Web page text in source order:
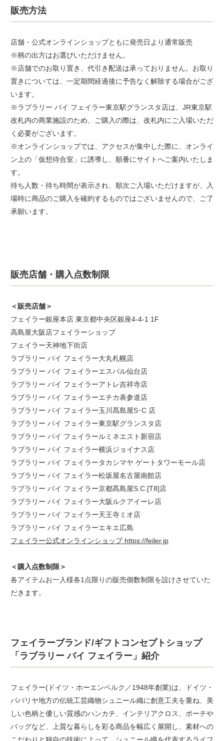
販売方法
店舗・公式オンラインショップともに発売日より通常販売
※柄の出方はお選びいただけません。
※店舗でのお取り置き、代引き配送は承っておりません。お取り
置きについては、一定期間経過後に予告なく解除する場合がござ
います。
※ラブラリー バイ フェイラー東京駅グランスタ店は、JR東京駅
改札内の商業施設のため、ご購入の際は、改札内にご入場いただ
く必要がございます。
※オンラインショップでは、アクセスが集中した際に、オンライ
ン上の「仮想待合室」に誘導し、順番にサイトへご案内いたしま
す。
待ち人数・待ち時間が表示され、順次ご入場いただけますが、入
場時に商品のご購入を確約するものではございませんので、ご了
承願います。
販売店舗・購入点数制限
＜販売店舗＞
フェイラー銀座本店 東京都中央区銀座4-4-1 1F
高島屋大阪店フェイラーショップ
フェイラー天神地下街店
ラブラリー バイ フェイラー大丸札幌店
ラブラリー バイ フェイラーエスパル仙台店
ラブラリー バイ フェイラーアトレ吉祥寺店
ラブラリー バイ フェイラーエチカ表参道店
ラブラリー バイ フェイラー玉川髙島屋S･C 店
ラブラリー バイ フェイラー東京駅グランスタ店
ラブラリー バイ フェイラールミネエスト新宿店
ラブラリー バイ フェイラー横浜ジョイナス店
ラブラリー バイ フェイラータカシマヤ ゲートタワーモール店
ラブラリー バイ フェイラー松坂屋名古屋南館店
ラブラリー バイ フェイラー京都髙島屋S.C.[T8]店
ラブラリー バイ フェイラー大阪ルクアイーレ店
ラブラリー バイ フェイラー天王寺ミオ店
ラブラリー バイ フェイラーエキエ広島
フェイラー公式オンラインショップ https://feiler.jp
＜購入点数制限＞
各アイテムお一人様各1点限りの販売個数制限を設けさせていた
だきます。
フェイラーブランド/ギフトコンセプトショップ
「ラブラリー バイ フェイラー」紹介
フェイラー(ドイツ・ホーエンベルク／1948年創業)は、ドイツ・
ババリヤ地方の伝統工芸織物シュニール織に創意工夫を重ね、美
しい色柄と優しい質感のハンカチ、インテリアクロス、ポーチや
バッグなど、上質な暮らしを彩る商品を幅広く展開し、素材への